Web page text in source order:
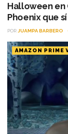
Halloween en
Phoenix que
POR JUAMPA BARBERO
AMAZON PRIME